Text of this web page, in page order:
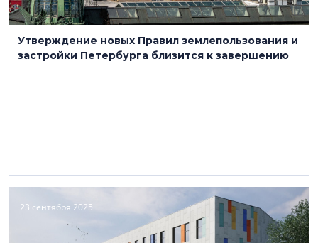
Утверждение новых Правил землепользования и
застройки Петербурга близится к завершению
23 сентября 2025